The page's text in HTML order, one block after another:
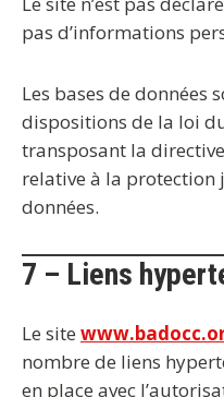
pas d’informations
Les bases de données
dispositions de la loi
transposant la
relative à la protection
données.
7 – Liens
Le site
nombre de liens
en place avec